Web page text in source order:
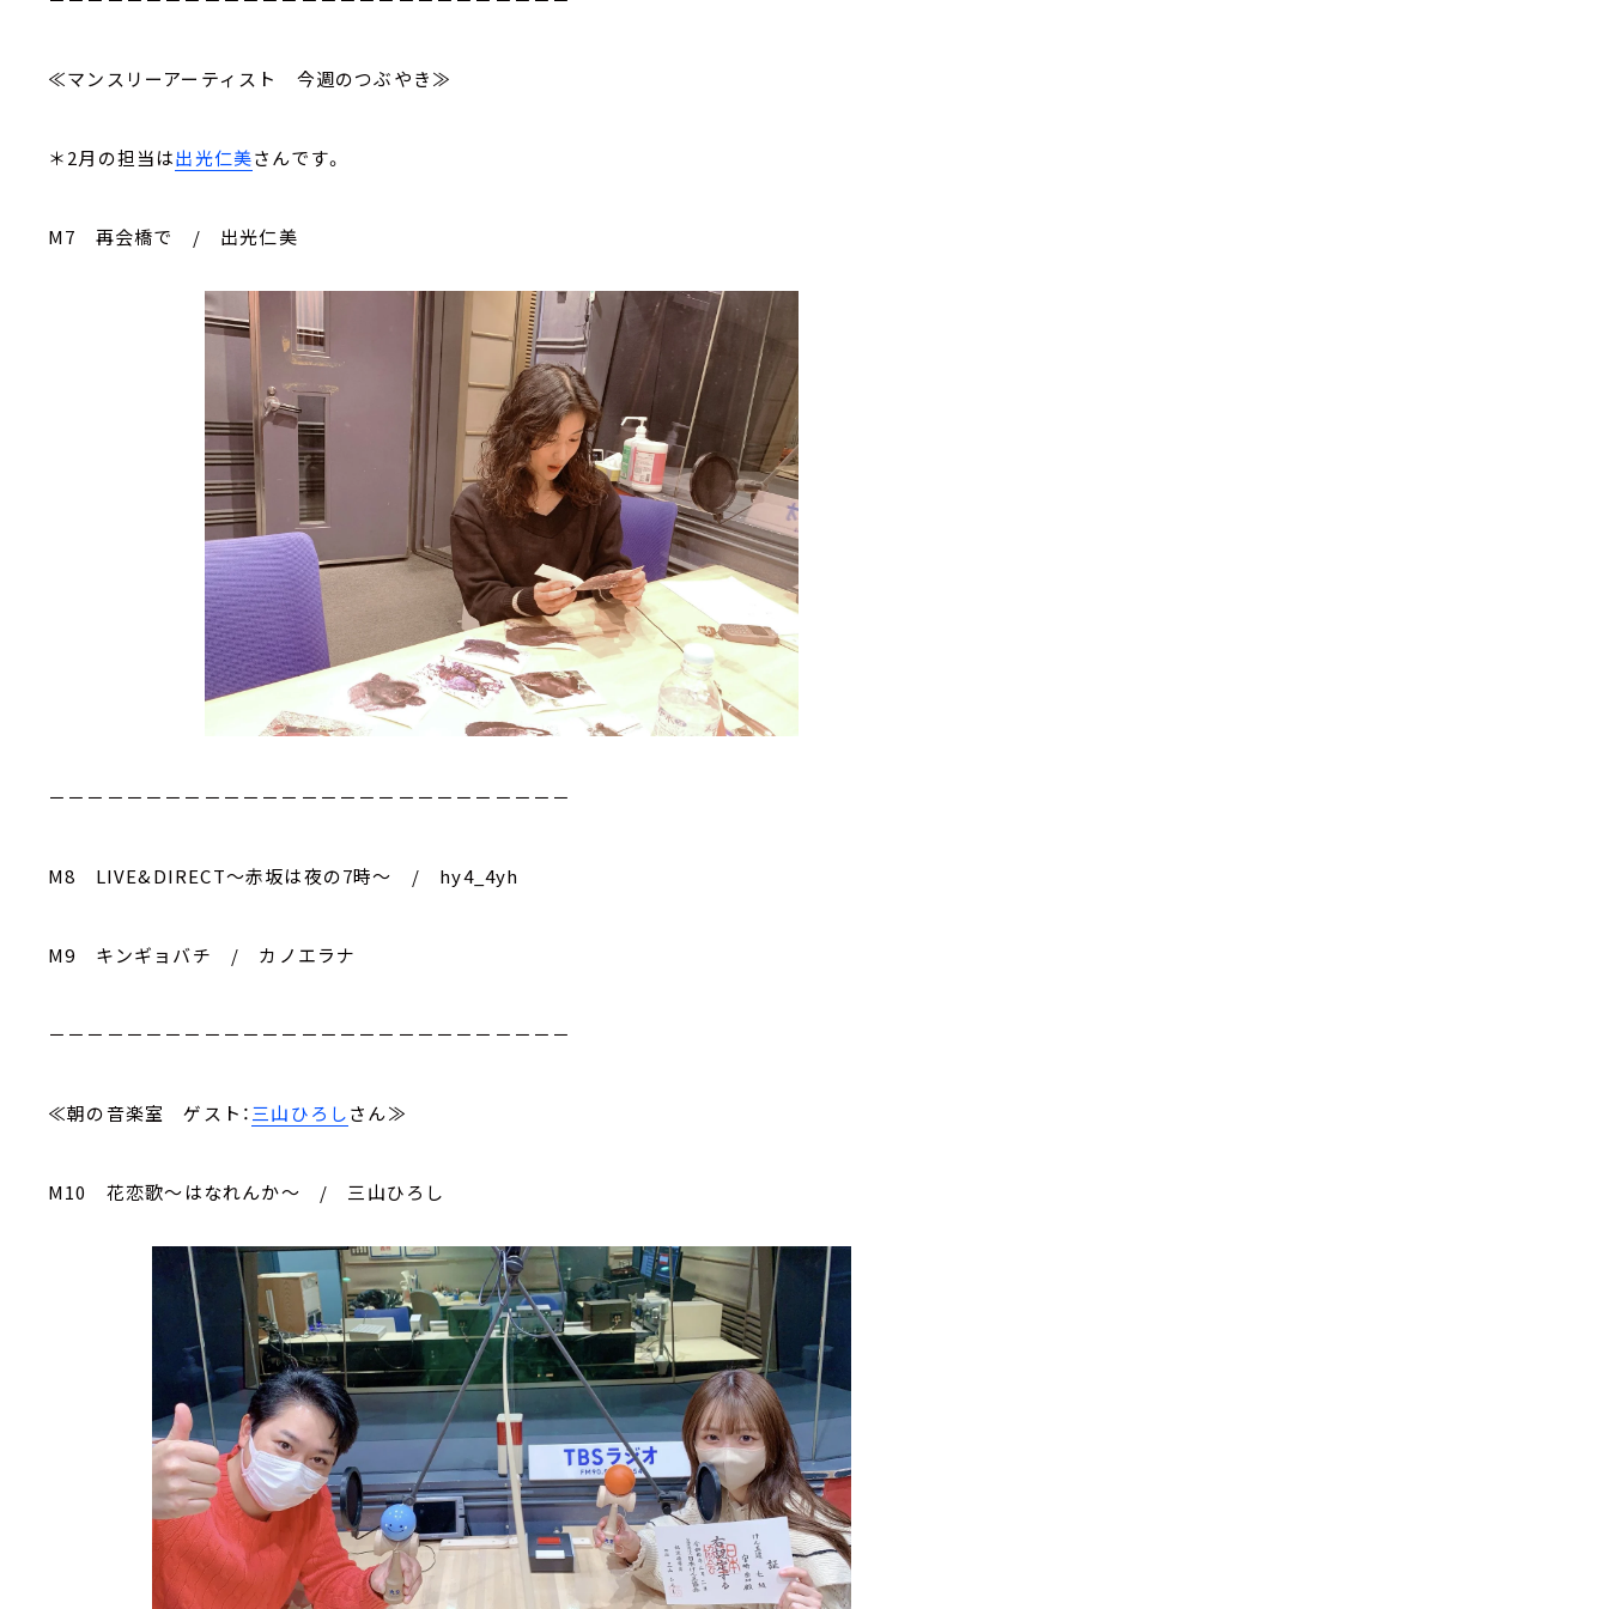
≪マンスリーアーティスト 今週のつぶやき≫
＊2月の担当は出光仁美さんです。
M7 再会橋で / 出光仁美
－－－－－－－－－－－－－－－－－－－－－－－－－－－
M8 LIVE&DIRECT～赤坂は夜の7時～ / hy4_4yh
M9 キンギョバチ / カノエラナ
－－－－－－－－－－－－－－－－－－－－－－－－－－－
≪朝の音楽室 ゲスト：三山ひろしさん≫
M10 花恋歌～はなれんか～ / 三山ひろし